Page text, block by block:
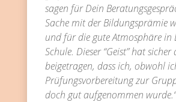
sagen für Dein
Sache mit der Bildungsprämie
und für die gute Atmosphäre in
Schule. Dieser “Geist” hat sicher
beigetragen, dass ich, obwohl
Prüfungsvorbereitung zur
doch gut aufgenommen wurde.“